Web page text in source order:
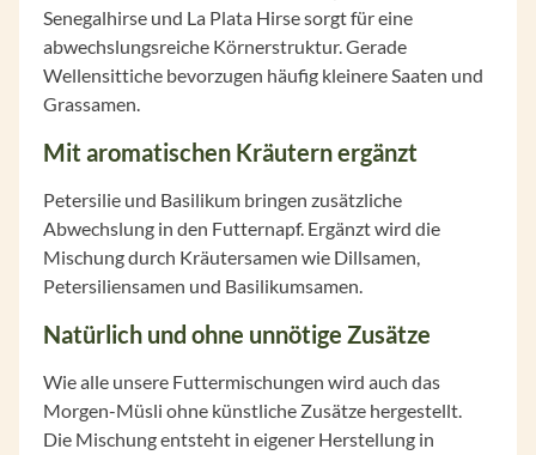
Senegalhirse und La Plata Hirse sorgt für eine
abwechslungsreiche Körnerstruktur. Gerade
Wellensittiche bevorzugen häufig kleinere Saaten und
Grassamen.
Mit aromatischen Kräutern ergänzt
Petersilie und Basilikum bringen zusätzliche
Abwechslung in den Futternapf. Ergänzt wird die
Mischung durch Kräutersamen wie Dillsamen,
Petersiliensamen und Basilikumsamen.
Natürlich und ohne unnötige Zusätze
Wie alle unsere Futtermischungen wird auch das
Morgen-Müsli ohne künstliche Zusätze hergestellt.
Die Mischung entsteht in eigener Herstellung in